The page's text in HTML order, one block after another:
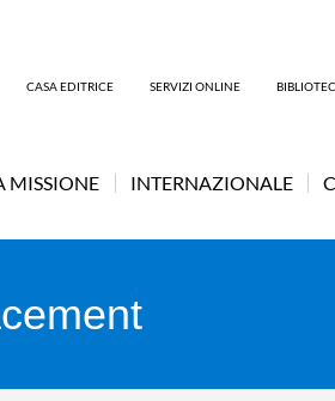
CASA EDITRICE SERVIZI ONLINE
MISSIONE INTERNAZIONALE